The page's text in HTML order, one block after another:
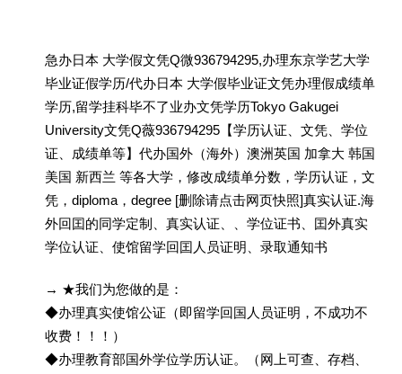
急办日本 大学假文凭Q微936794295,办理东京学艺大学
毕业证假学历/代办日本 大学假毕业证文凭办理假成绩单
学历,留学挂科毕不了业办文凭学历Tokyo Gakugei
University文凭Q薇936794295【学历认证、文凭、学位
证、成绩单等】代办国外（海外）澳洲英国 加拿大 韩国
美国 新西兰 等各大学，修改成绩单分数，学历认证，文
凭，diploma，degree [删除请点击网页快照]真实认证.海
外回囯的同学定制、真实认证、、学位证书、囯外真实
学位认证、使馆留学回囯人员证明、录取通知书
→ ★我们为您做的是：
◆办理真实使馆公证（即留学回国人员证明，不成功不
收费！！！）
◆办理教育部国外学位学历认证。（网上可查、存档、